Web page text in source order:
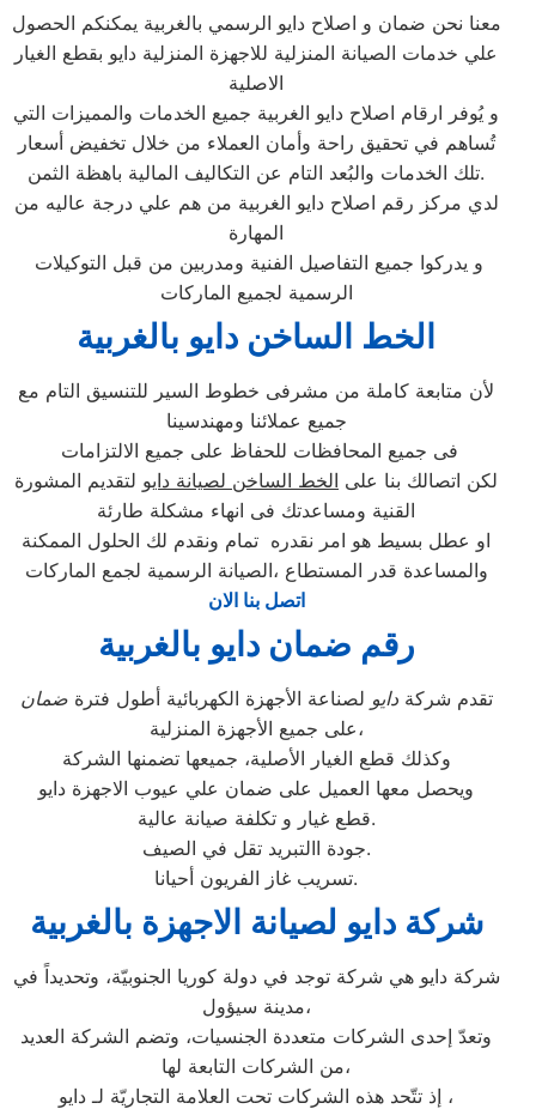
معنا نحن ضمان و اصلاح دايو الرسمي بالغربية يمكنكم الحصول
علي خدمات الصيانة المنزلية للاجهزة المنزلية دايو بقطع الغيار
الاصلية
و يُوفر ارقام اصلاح دايو الغربية جميع الخدمات والمميزات التي
تُساهم في تحقيق راحة وأمان العملاء من خلال تخفيض أسعار
تلك الخدمات والبُعد التام عن التكاليف المالية باهظة الثمن.
لدي مركز رقم اصلاح دايو الغربية من هم علي درجة عاليه من
المهارة
الرسمية لجميع الماركات
الخط الساخن دايو بالغربية
لأن متابعة كاملة من مشرفى خطوط السير للتنسيق التام مع
جميع عملائنا ومهندسينا
فى جميع المحافظات للحفاظ على جميع الالتزامات
لكن اتصالك بنا على الخط الساخن لصيانة دايو لتقديم المشورة
القنية ومساعدتك فى انهاء مشكلة طارئة
او عطل بسيط هو امر نقدره تمام ونقدم لك الحلول الممكنة
والمساعدة قدر المستطاع ،الصيانة الرسمية لجمع الماركات
اتصل بنا الان
رقم ضمان دايو بالغربية
تقدم شركةدايو لصناعة الأجهزة الكهربائية أطول فترةضمان
على جميع الأجهزة المنزلية،
وكذلك قطع الغيار الأصلية، جميعها تضمنها الشركة
ويحصل معها العميل على ضمان علي عيوب الاجهزة دايو
قطع غيار و تكلفة صيانة عالية.
جودة االتبريد تقل في الصيف.
تسريب غاز الفريون أحيانا.
شركة دايو لصيانة الاجهزة بالغربية
شركة دايو هي شركة توجد في دولة كوريا الجنوبيّة، وتحديداً في
مدينة سيؤول،
وتعدّ إحدى الشركات متعددة الجنسيات، وتضم الشركة العديد
من الشركات التابعة لها،
إذ تتّحد هذه الشركات تحت العلامة التجاريّة لـ دايو ،